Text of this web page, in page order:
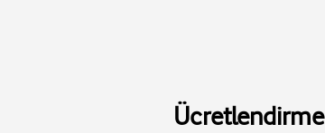
Ücretlendirme